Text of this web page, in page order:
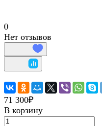
0
Нет отзывов
71 300₽
В корзину